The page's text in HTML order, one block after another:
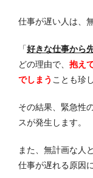
仕事が遅い人は、
「好きな仕事から
どの理由で、 抱え
でしまう ことも珍
その結果、緊急性
スが発生します。
また、無計画な人
仕事が遅れる原因